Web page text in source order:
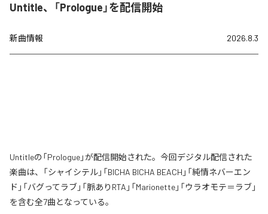
Untitle、「Prologue」を配信開始
新曲情報 2026.8.3
Untitleの「Prologue」が配信開始された。今回デジタル配信された
楽曲は、「シャイシテル」「BICHA BICHA BEACH」「純情ネバーエン
ド」「バグってラブ」「脈ありRTA」「Marionette」「ウラオモテ＝ラブ」
を含む全7曲となっている。